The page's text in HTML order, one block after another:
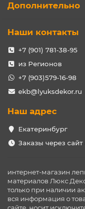
Дополнительно
Наши контакты
+7 (901) 781-38-95
из Регионов
+7 (903)579-16-98
ekb@lyuksdekor.ru
Наш адрес
Екатеринбург
Заказы через
интернет-магазин
материалов Люкс
только при наличии
вся информация о